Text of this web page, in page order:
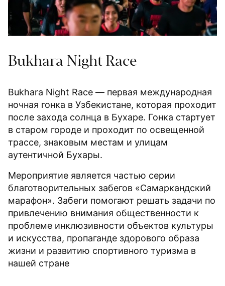
Bukhara Night Race
Bukhara Night Race — первая международная
ночная гонка в Узбекистане, которая проходит
после захода солнца в Бухаре. Гонка стартует
в старом городе и проходит по освещенной
трассе, знаковым местам и улицам
аутентичной Бухары.
Мероприятие является частью серии
благотворительных забегов «Самаркандский
марафон». Забеги помогают решать задачи по
привлечению внимания общественности к
проблеме инклюзивности объектов культуры
и искусства, пропаганде здорового образа
жизни и развитию спортивного туризма в
нашей стране